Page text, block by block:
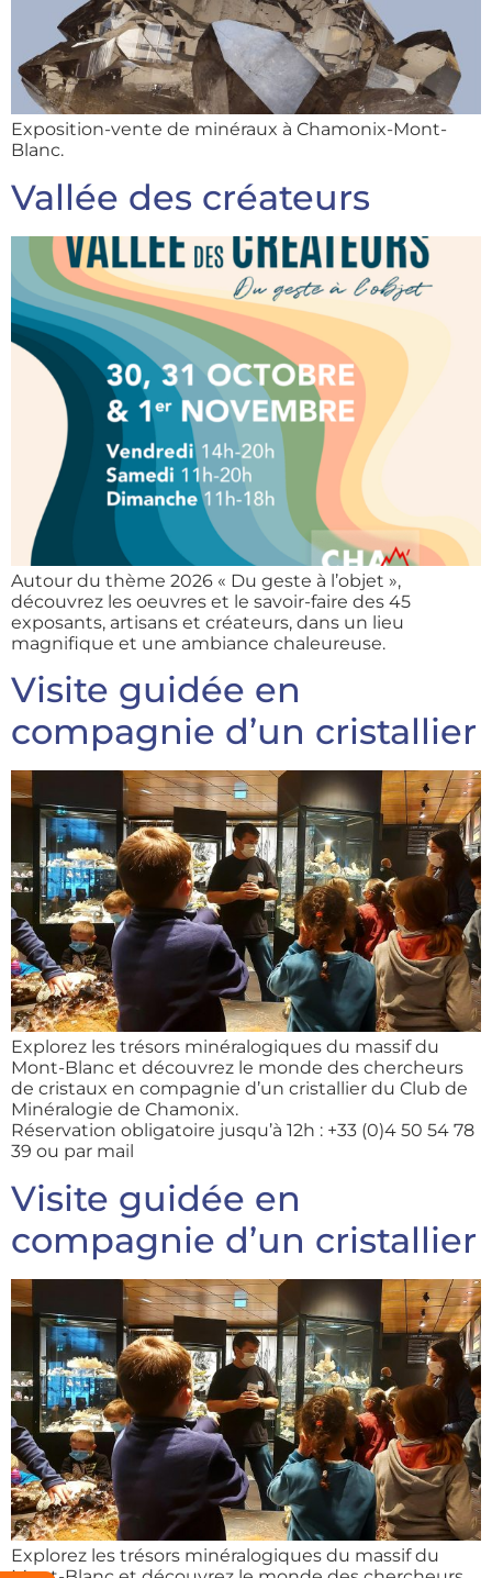
Exposition-vente de minéraux à Chamonix-Mont-
Blanc.
Vallée des créateurs
Autour du thème 2026 « Du geste à l’objet »,
découvrez les oeuvres et le savoir-faire des 45
exposants, artisans et créateurs, dans un lieu
magnifique et une ambiance chaleureuse.
Visite guidée en
compagnie d’un cristallier
Explorez les trésors minéralogiques du massif du
Mont-Blanc et découvrez le monde des chercheurs
de cristaux en compagnie d’un cristallier du Club de
Minéralogie de Chamonix.
Réservation obligatoire jusqu’à 12h : +33 (0)4 50 54 78
39 ou par mail
Visite guidée en
compagnie d’un cristallier
Explorez les trésors minéralogiques du massif du